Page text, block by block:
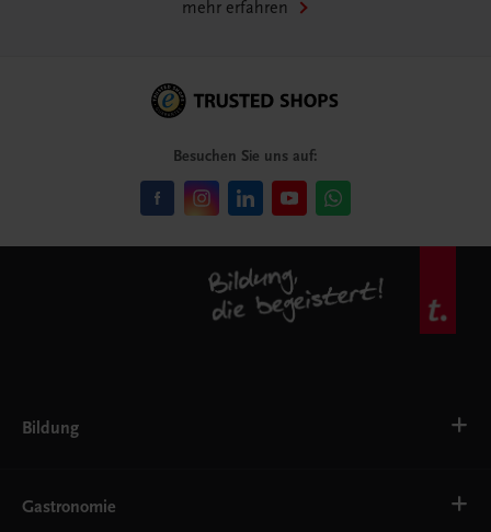
mehr erfahren
Besuchen Sie uns auf:
Bildung
Ernährung
Gastronomie